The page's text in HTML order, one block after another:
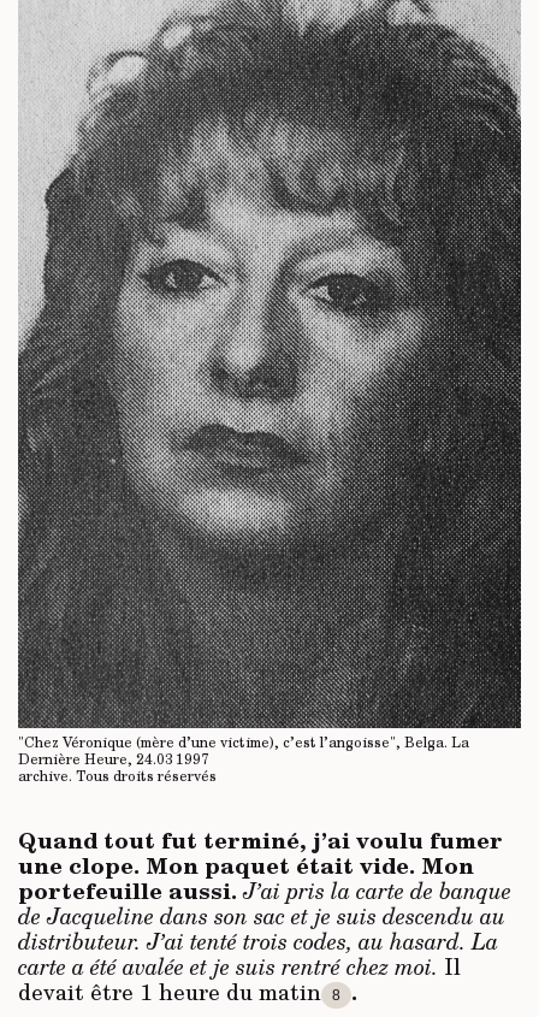
"Chez Véronique (mère d’une victime), c’est l’angoisse", Belga. La
Dernière Heure, 24.03 1997
archive. Tous droits réservés
Quand tout fut terminé, j’ai voulu fumer
une clope. Mon paquet était vide. Mon
portefeuille aussi. J’ai pris la carte de banque
de Jacqueline dans son sac et je suis descendu au
distributeur. J’ai tenté trois codes, au hasard. La
carte a été avalée et je suis rentré chez moi. Il
devait être 1 heure du matin
8 .